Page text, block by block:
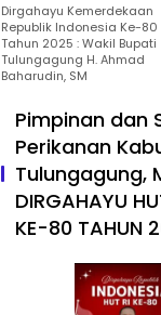
Dirgahayu Kemerdekaan
Republik Indonesia Ke-80
Tahun 2025 : Wakil Bupati
Tulungagung H. Ahmad
Baharudin, SM
Pimpinan dan
Perikanan
Tulungagung,
DIRGAHAYU
KE-80 TAHUN